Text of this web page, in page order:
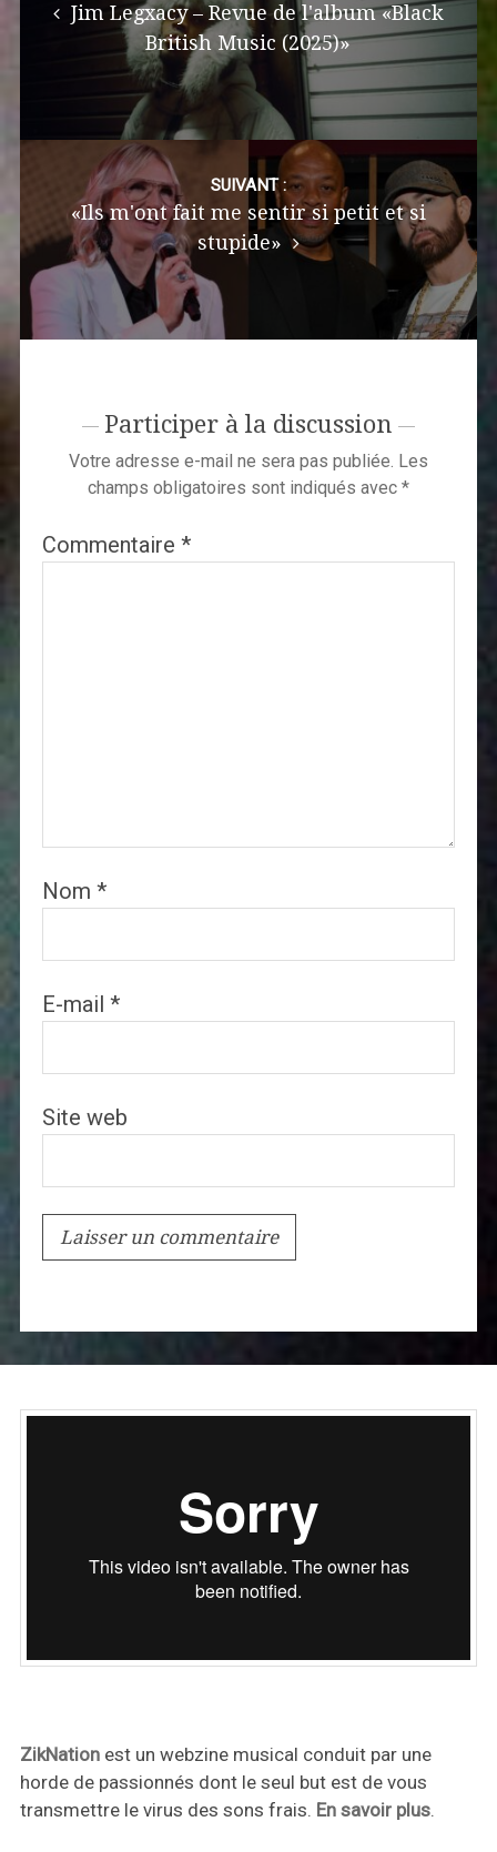
Jim Legxacy – Revue de l'album «Black
British Music (2025)»
SUIVANT :
«Ils m'ont fait me sentir si petit et si
stupide»
Participer à la discussion
Votre adresse e-mail ne sera pas publiée. Les
champs obligatoires sont indiqués avec *
Commentaire *
Nom *
E-mail *
Site web
ZikNationest un webzine musical conduit par une
horde de passionnés dont le seul but est de vous
transmettre le virus des sons frais. En savoir plus.